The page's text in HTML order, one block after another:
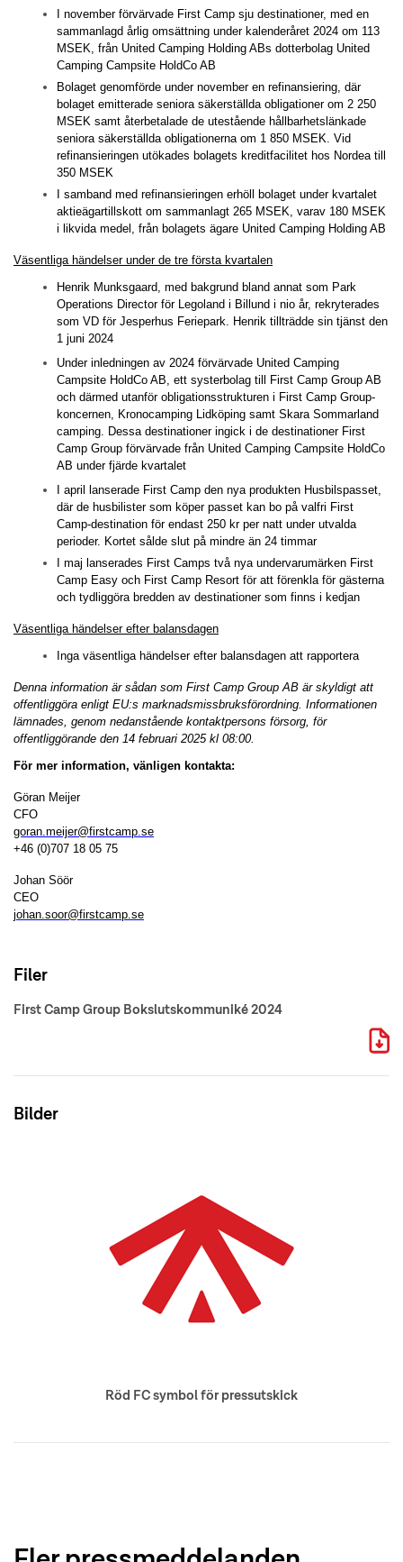
I november förvärvade First Camp sju destinationer, med en
sammanlagd årlig omsättning under kalenderåret 2024 om 113
MSEK, från United Camping Holding ABs dotterbolag United
Camping Campsite HoldCo AB
Bolaget genomförde under november en refinansiering, där
bolaget emitterade seniora säkerställda obligationer om 2 250
MSEK samt återbetalade de utestående hållbarhetslänkade
seniora säkerställda obligationerna om 1 850 MSEK. Vid
refinansieringen utökades bolagets kreditfacilitet hos Nordea till
350 MSEK
I samband med refinansieringen erhöll bolaget under kvartalet
aktieägartillskott om sammanlagt 265 MSEK, varav 180 MSEK
i likvida medel, från bolagets ägare United Camping Holding AB
Väsentliga händelser under de tre första kvartalen
Henrik Munksgaard, med bakgrund bland annat som Park
Operations Director för Legoland i Billund i nio år, rekryterades
som VD för Jesperhus Feriepark. Henrik tillträdde sin tjänst den
1 juni 2024
Under inledningen av 2024 förvärvade United Camping
Campsite HoldCo AB, ett systerbolag till First Camp Group AB
och därmed utanför obligationsstrukturen i First Camp Group-
koncernen, Kronocamping Lidköping samt Skara Sommarland
camping. Dessa destinationer ingick i de destinationer First
Camp Group förvärvade från United Camping Campsite HoldCo
AB under fjärde kvartalet
I april lanserade First Camp den nya produkten Husbilspasset,
där de husbilister som köper passet kan bo på valfri First
Camp-destination för endast 250 kr per natt under utvalda
perioder. Kortet sålde slut på mindre än 24 timmar
I maj lanserades First Camps två nya undervarumärken First
Camp Easy och First Camp Resort för att förenkla för gästerna
och tydliggöra bredden av destinationer som finns i kedjan
Väsentliga händelser efter balansdagen
Inga väsentliga händelser efter balansdagen att rapportera
Denna information är sådan som First Camp Group AB är skyldigt att
offentliggöra enligt EU:s marknadsmissbruksförordning. Informationen
lämnades, genom nedanstående kontaktpersons försorg, för
offentliggörande den 14 februari 2025 kl 08:00.
För mer information, vänligen kontakta:
Göran Meijer
CFO
goran.meijer@firstcamp.se
+46 (0)707 18 05 75
Johan Söör
CEO
johan.soor@firstcamp.se
Filer
First Camp Group Bokslutskommuniké 2024
Bilder
Röd FC symbol för pressutskick